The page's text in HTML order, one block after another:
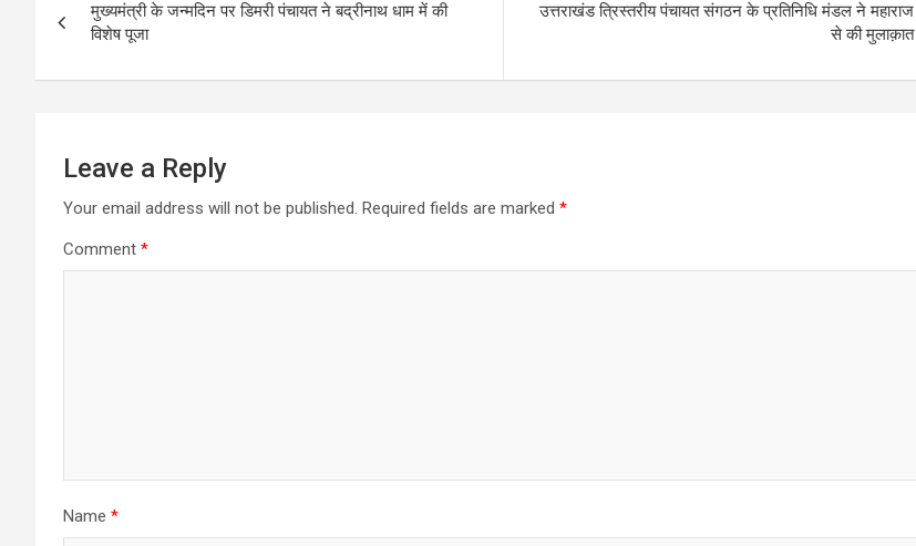
navigation
मुख्यमंत्री के जन्मदिन पर डिमरी पंचायत ने बद्रीनाथ धाम में की
विशेष पूजा
उत्तराखंड त्रिस्तरीय पंचायत संगठन के प्रतिनिधि मंडल ने महाराज
से की मुलाक़ात
Leave a Reply
Your email address will not be published. Required fields are marked *
Comment *
Name *